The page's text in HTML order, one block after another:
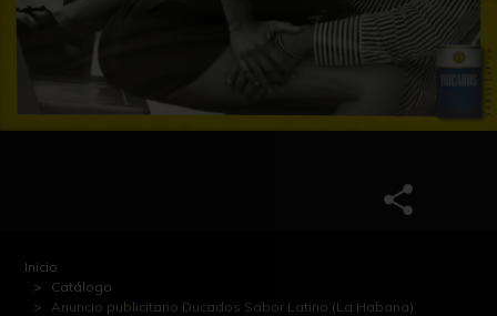
Inicio
Catálogo
Anuncio publicitario Ducados Sabor Latino (La Habana)